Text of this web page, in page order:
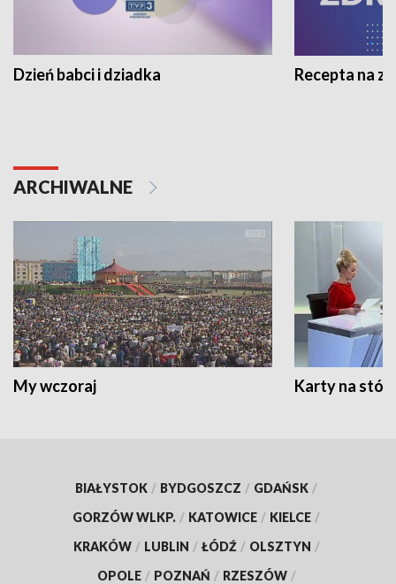
Dzień babci i dziadka Recepta na
ARCHIWALNE
My wczoraj Karty na
BIAŁYSTOK / BYDGOSZCZ / GDAŃSK /
GORZÓW WLKP. / KATOWICE / KIELCE /
KRAKÓW / LUBLIN / ŁÓDŹ / OLSZTYN /
OPOLE / POZNAŃ / RZESZÓW /